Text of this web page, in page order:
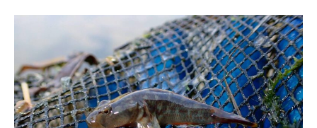
2026.08.06
郡上・長良川で感じる夏の涼｜メ
ンテナンスの合間の癒し時間
2026.08.05
コクテンフグの意外な一面！海水
水槽メンテナンスで起きた出来事
! !